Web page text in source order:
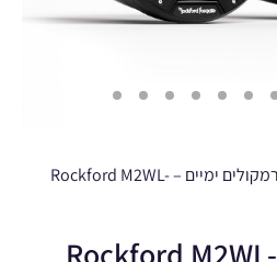
רמקולים ימיים – Rockford M2WL-
רמקולים ימיים – Rockford M2WL-